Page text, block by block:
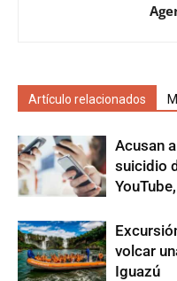
Artículo relacionados
Acusan
suicidio
volcar
Iguazú